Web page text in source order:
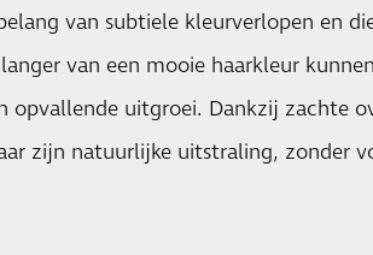
van subtiele kleurverlopen en
van een mooie haarkleur
opvallende uitgroei. Dankzij zachte
zijn natuurlijke uitstraling, zonder